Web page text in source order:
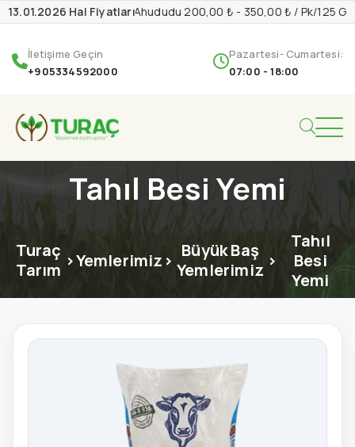
13.01.2026 Hal FiyatlarıAhududu 200,00 ₺ - 350,00 ₺ / Pk/125 G
İletişime Geçin
+905334592000
Pazartesi- Cumartesi:
07:00 - 18:00
Tahıl Besi Yemi
Turaç
Tarım >Yemlerimiz> Büyük Baş
Yemlerimiz >
Tahıl
Besi
Yemi